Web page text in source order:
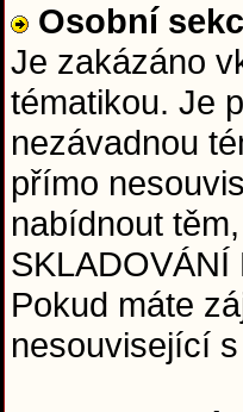
Osobní
Je zakázáno
tématikou. Je
nezávadnou
přímo
nabídnout
Pokud máte
nesouvisející